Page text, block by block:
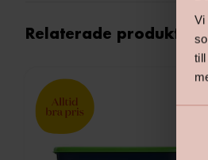
Vi
m
Relaterade produkter